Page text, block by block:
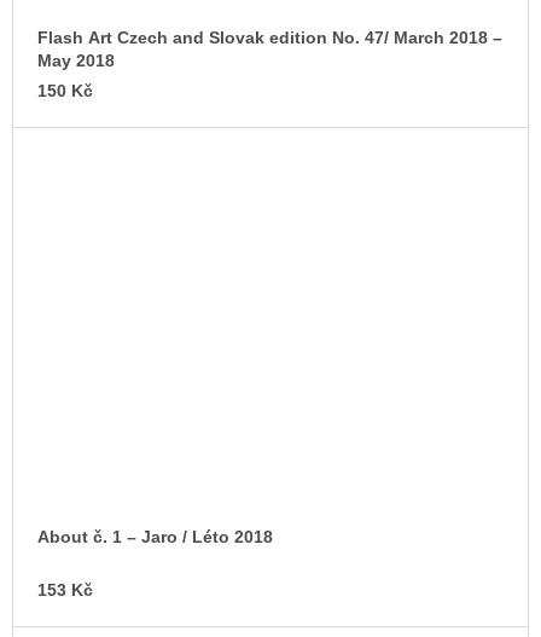
Flash Art Czech and Slovak edition No. 47/ March 2018 –
May 2018
150 Kč
About č. 1 – Jaro / Léto 2018
153 Kč